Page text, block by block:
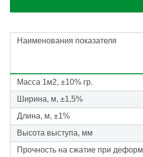
Наименования показателя
Масса 1м2, ±10% гр.
Ширина, м, ±1,5%
Длина, м, ±1%
Высота выступа, мм
Прочность на сжатие при деформ